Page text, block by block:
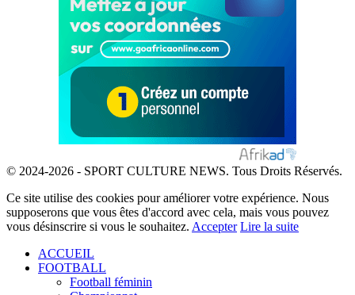
© 2024-2026 - SPORT CULTURE NEWS. Tous Droits Réservés.
Ce site utilise des cookies pour améliorer votre expérience. Nous
supposerons que vous êtes d'accord avec cela, mais vous pouvez
vous désinscrire si vous le souhaitez. Accepter Lire la suite
ACCUEIL
FOOTBALL
Football féminin